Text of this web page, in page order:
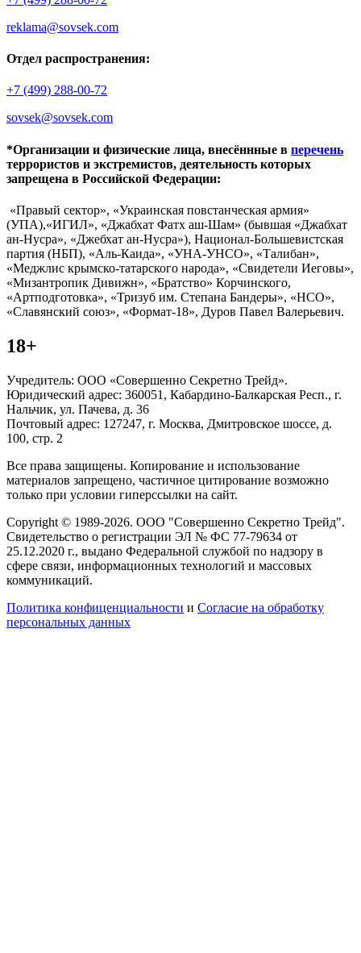
reklama@sovsek.com
Отдел распространения:
+7 (499) 288-00-72
sovsek@sovsek.com
*Организации и физические лица, внесённные в перечень
террористов и экстремистов, деятельность которых
запрещена в Российской Федерации:
«Правый сектор», «Украинская повстанческая армия»
(УПА),«ИГИЛ», «Джабхат Фатх аш-Шам» (бывшая «Джабхат
ан-Нусра», «Джебхат ан-Нусра»), Национал-Большевистская
партия (НБП), «Аль-Каида», «УНА-УНСО», «Талибан»,
«Меджлис крымско-татарского народа», «Свидетели Иеговы»,
«Мизантропик Дивижн», «Братство» Корчинского,
«Артподготовка», «Тризуб им. Степана Бандеры», «НСО»,
«Славянский союз», «Формат-18», Дуров Павел Валерьевич.
18+
Учредитель: ООО «Совершенно Секретно Трейд».
Юридический адрес: 360051, Кабардино-Балкарская Респ., г.
Нальчик, ул. Пачева, д. 36
Почтовый адрес: 127247, г. Москва, Дмитровское шоссе, д.
100, стр. 2
Все права защищены. Копирование и использование
материалов запрещено, частичное цитирование возможно
только при условии гиперссылки на сайт.
Copyright © 1989-2026. ООО "Совершенно Секретно Трейд".
Свидетельство о регистрации ЭЛ № ФС 77-79634 от
25.12.2020 г., выдано Федеральной службой по надзору в
сфере связи, информационных технологий и массовых
коммуникаций.
Политика конфиценциальности и Согласие на обработку
персональных данных